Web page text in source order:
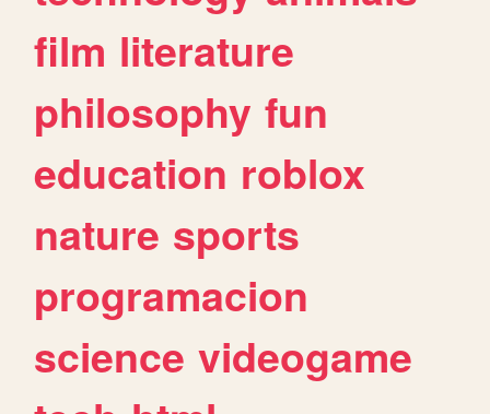
film literature
philosophy fun
education roblox
nature sports
programacion
science videogame